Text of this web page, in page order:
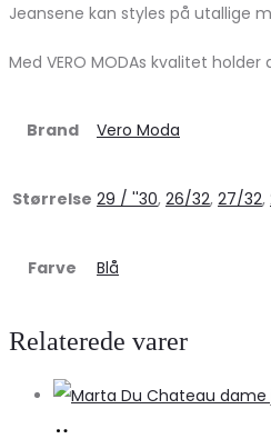
Jeansene kan styles på utallige
Med VERO MODAs kvalitet
Brand Vero Moda
Størrelse 29 / ''30, 26/32, 27/32,
Farve Blå
Relaterede varer